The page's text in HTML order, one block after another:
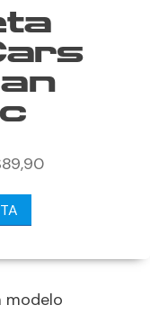
modelo